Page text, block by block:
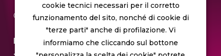
© 2010 –2026IVI design & comunicazione
IVI design s.r.l.•P.I. 12582680968•SDI M5UXCR1
• Cap. Soc. € 30.000,00
cookie tecnici necessari per il corretto
funzionamento del sito, nonché di cookie di
"terze parti" anche di profilazione. Vi
informiamo che cliccando sul bottone